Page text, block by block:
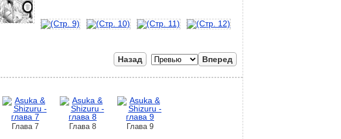
Вперед
Назад
Глава 7 Глава 8 Глава 9